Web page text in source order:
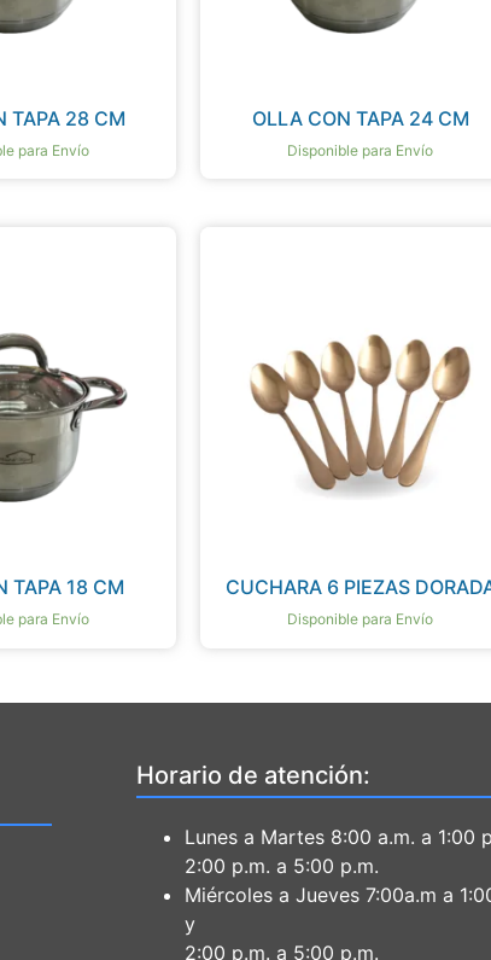
TAPA 28 CM
para Envío
OLLA CON TAPA 24 CM
Disponible para Envío
TAPA 18 CM
para Envío
CUCHARA 6 PIEZAS
Disponible para Envío
Horario de atención:
Lunes a Martes 8:00 a.m. a 1:00
2:00 p.m. a 5:00 p.m.
Miércoles a Jueves 7:00a.m a
y
2:00 p.m. a 5:00 p.m.